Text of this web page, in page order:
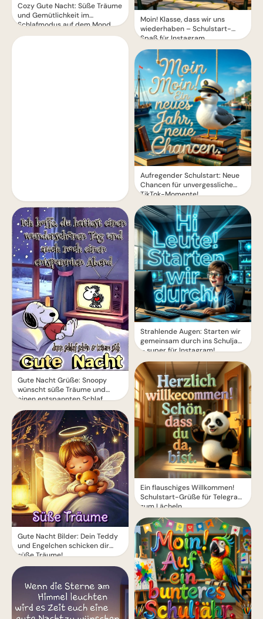
Cozy Gute Nacht: Süße Träume
und Gemütlichkeit im
Schlafmodus auf dem Mond
Gute Nacht Grüße: Snoopy
wünscht süße Träume und
einen entspannten Schlaf
Gute Nacht Bilder: Dein Teddy
und Engelchen schicken dir
süße Träume!
Moin! Klasse, dass wir uns
wiederhaben – Schulstart-
Spaß für Instagram
Aufregender Schulstart: Neue
Chancen für unvergessliche
TikTok-Momente!
Strahlende Augen: Starten wir
gemeinsam durch ins Schuljahr
– super für Instagram!
Ein flauschiges Willkommen!
Schulstart-Grüße für Telegram
zum Lächeln